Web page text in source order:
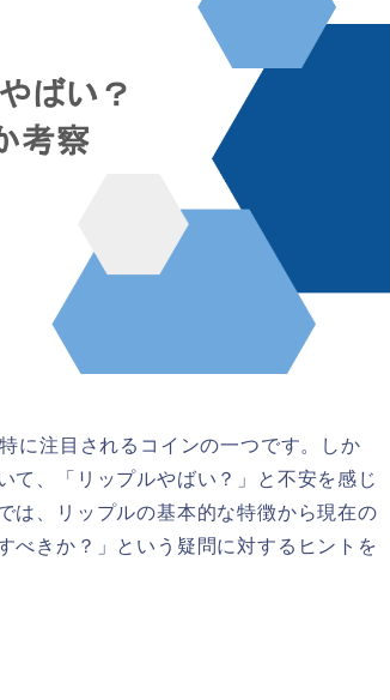
に注目されるコインの一つです。しか
て、「リップルやばい？」と不安を感じ
は、リップルの基本的な特徴から現在の
べきか？」という疑問に対するヒントを